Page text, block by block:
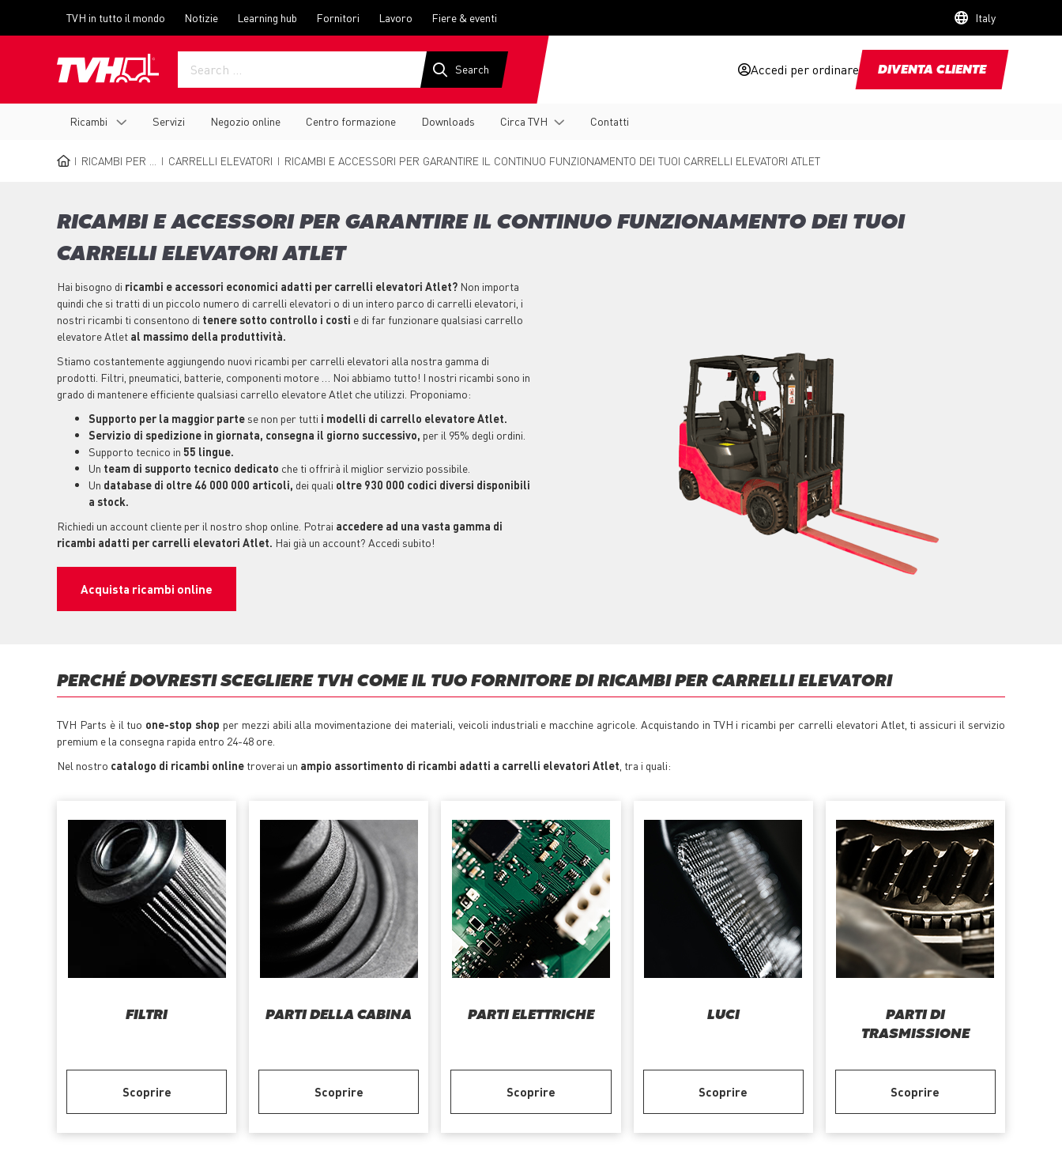
menu
TVH in tutto il mondo Notizie Learning hub Fornitori Lavoro Fiere & eventi Italy
Accedi per ordinare DIVENTA CLIENTE
navigation
Ricambi Servizi Negozio online Centro formazione Downloads Circa TVH Contatti
RICAMBI PER ... CARRELLI ELEVATORI RICAMBI E ACCESSORI PER GARANTIRE IL CONTINUO FUNZIONAMENTO DEI TUOI CARRELLI ELEVATORI ATLET
RICAMBI E ACCESSORI PER GARANTIRE IL CONTINUO FUNZIONAMENTO DEI TUOI
CARRELLI ELEVATORI ATLET
Hai bisogno di ricambi e accessori economici adatti per carrelli elevatori Atlet? Non importa
quindi che si tratti di un piccolo numero di carrelli elevatori o di un intero parco di carrelli elevatori, i
nostri ricambi ti consentono di tenere sotto controllo i costi e di far funzionare qualsiasi carrello
elevatore Atlet al massimo della produttività.
Stiamo costantemente aggiungendo nuovi ricambi per carrelli elevatori alla nostra gamma di
prodotti. Filtri, pneumatici, batterie, componenti motore … Noi abbiamo tutto! I nostri ricambi sono in
grado di mantenere efficiente qualsiasi carrello elevatore Atlet che utilizzi. Proponiamo:
Supporto per la maggior parte se non per tutti i modelli di carrello elevatore Atlet.
Servizio di spedizione in giornata, consegna il giorno successivo, per il 95% degli ordini.
Supporto tecnico in 55 lingue.
Un team di supporto tecnico dedicato che ti offrirà il miglior servizio possibile.
Un database di oltre 46 000 000 articoli, dei quali oltre 930 000 codici diversi disponibili
a stock.
Richiedi un account cliente per il nostro shop online. Potrai accedere ad una vasta gamma di
ricambi adatti per carrelli elevatori Atlet. Hai già un account? Accedi subito!
Acquista ricambi online
PERCHÉ DOVRESTI SCEGLIERE TVH COME IL TUO FORNITORE DI RICAMBI PER CARRELLI ELEVATORI
TVH Parts è il tuo one-stop shop per mezzi abili alla movimentazione dei materiali, veicoli industriali e macchine agricole. Acquistando in TVH i ricambi per carrelli elevatori Atlet, ti assicuri il servizio
premium e la consegna rapida entro 24-48 ore.
Nel nostro catalogo di ricambi online troverai un ampio assortimento di ricambi adatti a carrelli elevatori Atlet , tra i quali:
FILTRI
Scoprire
PARTI DELLA CABINA
Scoprire
PARTI ELETTRICHE
Scoprire
LUCI
Scoprire
PARTI DI
TRASMISSIONE
Scoprire